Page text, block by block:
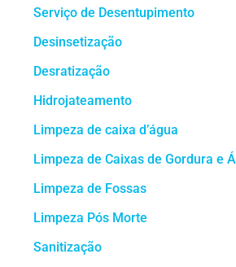
Serviço de Desentupimento
Desinsetização
Desratização
Hidrojateamento
Limpeza de caixa d’água
Limpeza de Caixas de Gordura e
Limpeza de Fossas
Limpeza Pós Morte
Sanitização